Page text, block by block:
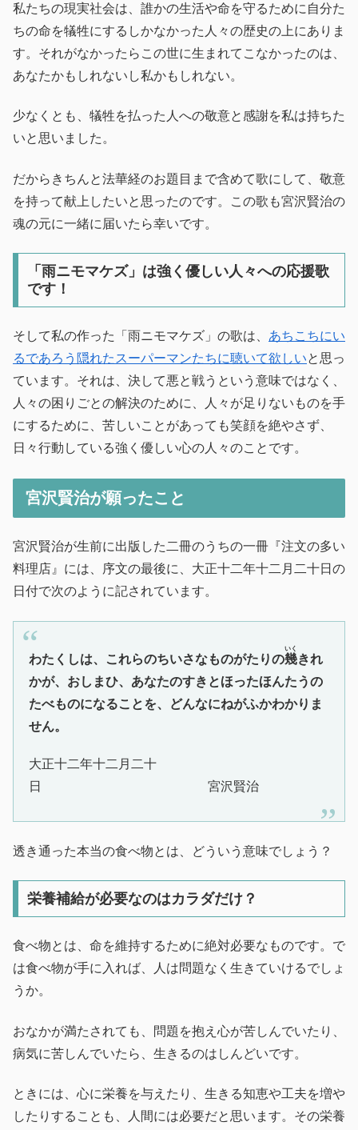
私たちの現実社会は、誰かの生活や命を守るために自分た
ちの命を犠牲にするしかなかった人々の歴史の上にありま
す。それがなかったらこの世に生まれてこなかったのは、
あなたかもしれないし私かもしれない。
少なくとも、犠牲を払った人への敬意と感謝を私は持ちた
いと思いました。
だからきちんと法華経のお題目まで含めて歌にして、敬意
を持って献上したいと思ったのです。この歌も宮沢賢治の
魂の元に一緒に届いたら幸いです。
「雨ニモマケズ」は強く優しい人々への応援歌
です！
そして私の作った「雨ニモマケズ」の歌は、 あちこちにい
るであろう隠れたスーパーマンたちに聴いて欲しいと思っ
ています。それは、決して悪と戦うという意味ではなく、
人々の困りごとの解決のために、人々が足りないものを手
にするために、苦しいことがあっても笑顔を絶やさず、
日々行動している強く優しい心の人々のことです。
宮沢賢治が願ったこと
宮沢賢治が生前に出版した二冊のうちの一冊『注文の多い
料理店』には、序文の最後に、大正十二年十二月二十日の
日付で次のように記されています。
わたくしは、これらのちいさなものがたりの幾
いく
きれ
かが、おしまひ、あなたのすきとほったほんたうの
たべものになることを、どんなにねがふかわかりま
せん。
大正十二年十二月二十
日 宮沢賢治
透き通った本当の食べ物とは、どういう意味でしょう？
栄養補給が必要なのはカラダだけ？
食べ物とは、命を維持するために絶対必要なものです。で
は食べ物が手に入れば、人は問題なく生きていけるでしょ
うか。
おなかが満たされても、問題を抱え心が苦しんでいたり、
病気に苦しんでいたら、生きるのはしんどいです。
ときには、心に栄養を与えたり、生きる知恵や工夫を増や
したりすることも、人間には必要だと思います。その栄養